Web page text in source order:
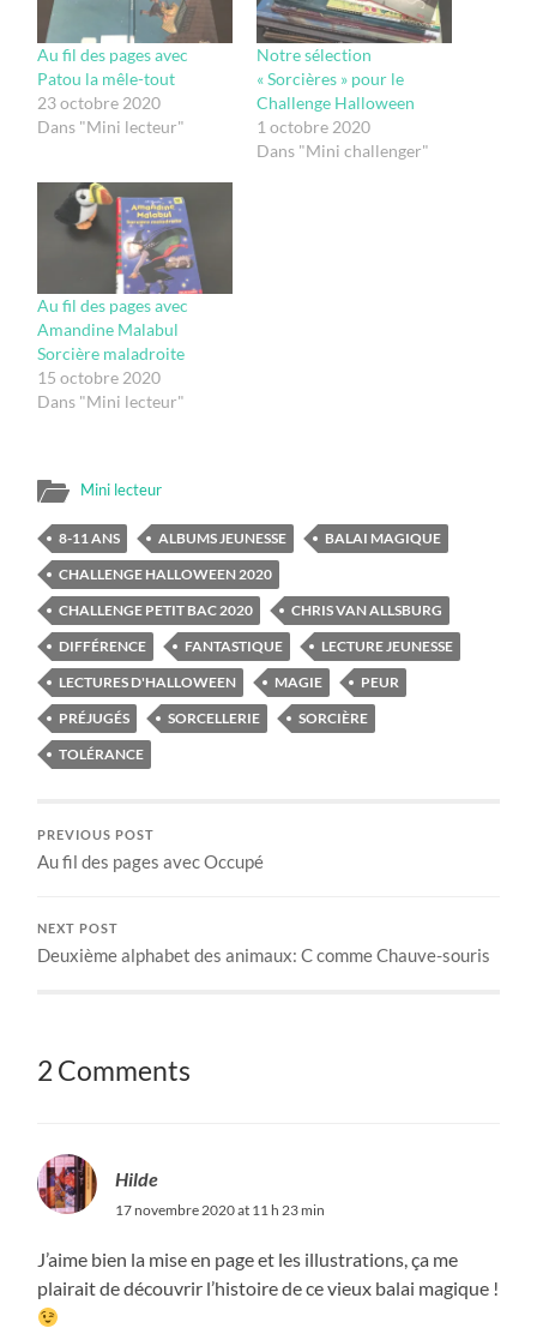
Au fil des pages avec
Patou la mêle-tout
23 octobre 2020
Dans "Mini lecteur"
Notre sélection
« Sorcières » pour le
Challenge Halloween
1 octobre 2020
Dans "Mini challenger"
Au fil des pages avec
Amandine Malabul
Sorcière maladroite
15 octobre 2020
Dans "Mini lecteur"
Mini lecteur
8-11 ANS ALBUMS JEUNESSE
BALAI MAGIQUE
CHALLENGE HALLOWEEN 2020
CHALLENGE PETIT BAC 2020
CHRIS VAN ALLSBURG
DIFFÉRENCE
FANTASTIQUE
LECTURE JEUNESSE
LECTURES D'HALLOWEEN
MAGIE
PEUR
PRÉJUGÉS
SORCELLERIE
SORCIÈRE
TOLÉRANCE
PREVIOUS POST
Au fil des pages avec Occupé
NEXT POST
Deuxième alphabet des animaux: C comme Chauve-souris
2 Comments
Hilde
17 novembre 2020 at 11 h 23 min
J’aime bien la mise en page et les illustrations, ça me
plairait de découvrir l’histoire de ce vieux balai magique !